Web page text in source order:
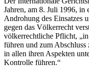
Jahren, am 8. Juli 1996, in
Androhung des Einsatzes
gegen das Völkerrecht
völkerrechtliche Pflicht,
führen und zum
in allen ihren Aspekten
Kontrolle führen.“